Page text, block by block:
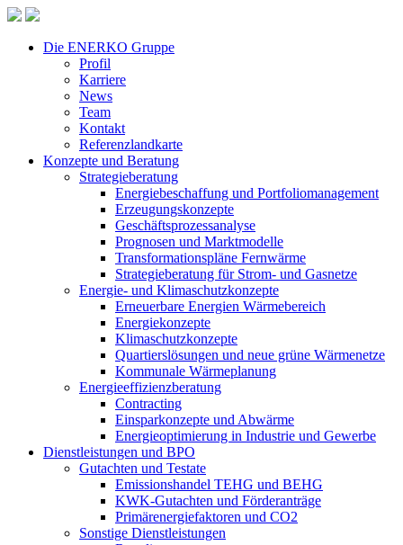
Die ENERKO Gruppe
Profil
Karriere
News
Team
Kontakt
Referenzlandkarte
Konzepte und Beratung
Strategieberatung
Energiebeschaffung und Portfoliomanagement
Erzeugungskonzepte
Geschäftsprozessanalyse
Prognosen und Marktmodelle
Transformationspläne Fernwärme
Strategieberatung für Strom- und Gasnetze
Energie- und Klimaschutzkonzepte
Erneuerbare Energien Wärmebereich
Energiekonzepte
Klimaschutzkonzepte
Quartierslösungen und neue grüne Wärmenetze
Kommunale Wärmeplanung
Energieeffizienzberatung
Contracting
Einsparkonzepte und Abwärme
Energieoptimierung in Industrie und Gewerbe
Dienstleistungen und BPO
Gutachten und Testate
Emissionshandel TEHG und BEHG
KWK-Gutachten und Förderanträge
Primärenergiefaktoren und CO2
Sonstige Dienstleistungen